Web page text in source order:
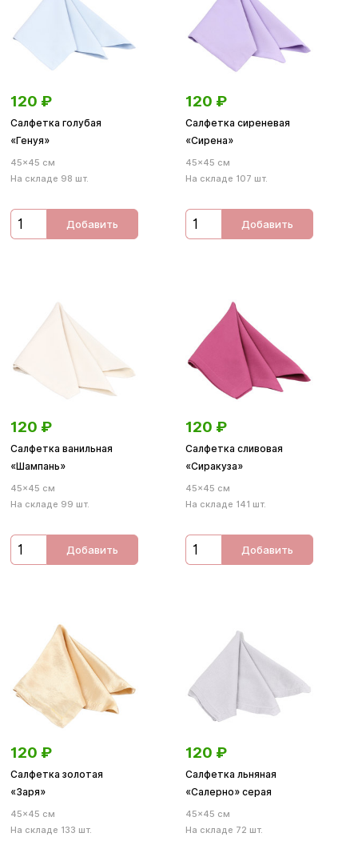
120 ₽
Салфетка голубая
«Генуя»
45×45 см
На складе 98 шт.
Добавить
120 ₽
Салфетка сиреневая
«Сирена»
45×45 см
На складе 107 шт.
Добавить
120 ₽
Салфетка ванильная
«Шампань»
45×45 см
На складе 99 шт.
Добавить
120 ₽
Салфетка сливовая
«Сиракуза»
45×45 см
На складе 141 шт.
Добавить
120 ₽
Салфетка золотая
«Заря»
45×45 см
На складе 133 шт.
120 ₽
Салфетка льняная
«Салерно» серая
45×45 см
На складе 72 шт.